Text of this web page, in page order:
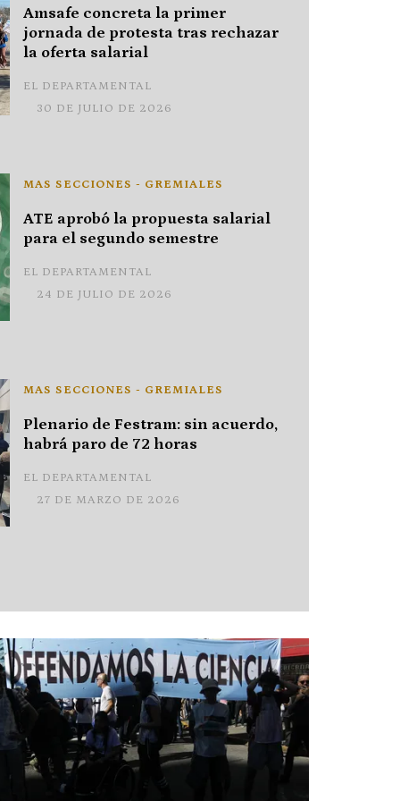
Amsafe concreta la primer
jornada de protesta tras rechazar
la oferta salarial
EL DEPARTAMENTAL
30 DE JULIO DE 2026
ATE aprobó la propuesta salarial
para el segundo semestre
EL DEPARTAMENTAL
MAS SECCIONES - GREMIALES
24 DE JULIO DE 2026
Plenario de Festram: sin acuerdo,
habrá paro de 72 horas
EL DEPARTAMENTAL
MAS SECCIONES - GREMIALES
27 DE MARZO DE 2026